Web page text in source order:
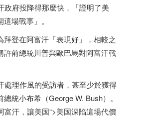
政府投降得那麼快，「證明了美
這場戰事」。
拜登在阿富汗「表現好」，相較之
許前總統川普與歐巴馬對阿富汗戰
處理作風的受訪者，甚至少於獲得
統小布希（George W. Bush）。
富汗，讓美国“>美国深陷這場代價